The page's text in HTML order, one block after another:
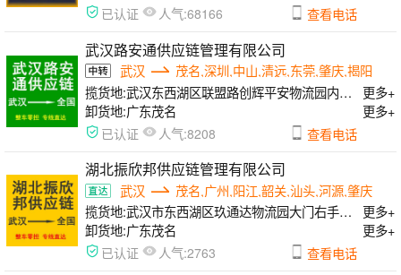
已认证 人气:68166 查看电话
武汉路安通供应链管理有限公司
武汉
茂名,深圳,中山,清远,东莞,肇庆,揭阳
揽货地:武汉东西湖区联盟路创辉平安物流园内3楼办公室
更多+
卸货地:广东茂名 更多+
已认证 人气:8208 查看电话
湖北振欣邦供应链管理有限公司
武汉
茂名,广州,阳江,韶关,汕头,河源,肇庆
揽货地:武汉市东西湖区玖通达物流园大门右手边大楼下面03.04档口
更多+
卸货地:广东茂名 更多+
已认证 人气:2763 查看电话